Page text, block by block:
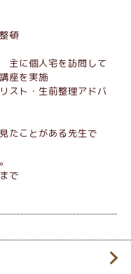
頓
主に個人宅を訪問して
座を実施
スト・生前整理アドバ
たことがある先生で
で